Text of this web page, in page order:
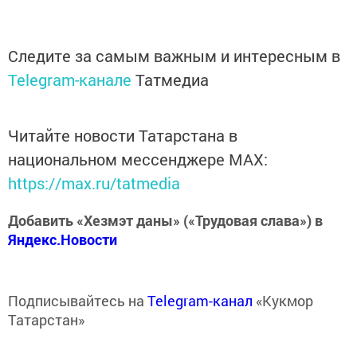
Следите за самым важным и интересным в
Telegram-канале Татмедиа
Читайте новости Татарстана в
национальном мессенджере MАХ:
https://max.ru/tatmedia
Добавить «Хезмэт даны» («Трудовая слава») в
Яндекс.Новости
Подписывайтесь на Telegram-канал «Кукмор
Татарстан»